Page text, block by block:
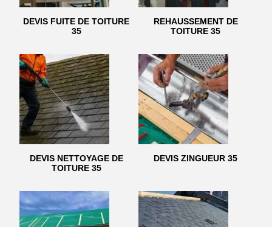
DEVIS FUITE DE TOITURE
35
REHAUSSEMENT DE
TOITURE 35
DEVIS NETTOYAGE DE
TOITURE 35
DEVIS ZINGUEUR 35